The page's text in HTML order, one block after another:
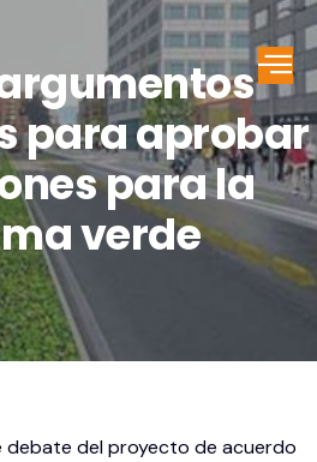
para aprobar
para la
verde
debate del proyecto de acuerdo